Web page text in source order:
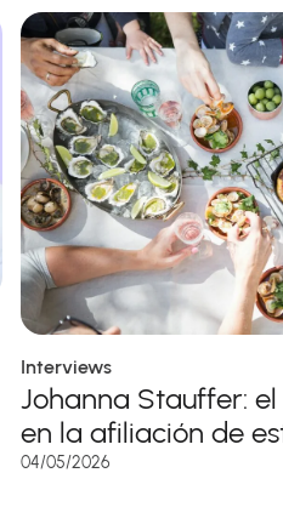
Interviews
Johanna Stauffer:
en la afiliación de
04/05/2026